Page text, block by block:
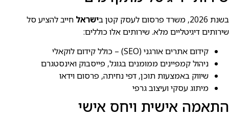
בשנת 2026, משרד פרסום לעסק קטן ב ישראל חייב להציע סל
שירותים דיגיטליים מלא. שירותים אלו כוללים:
קידום אתרים אורגני (SEO) – כולל קידום לוקאלי
ניהול קמפיינים ממומנים בגוגל, פייסבוק ואינסטגרם
שיווק באמצעות תוכן, דפי נחיתה, פרסום וידאו
מיתוג עסקי ועיצוב גרפי
התאמה אישית ויחס אישי